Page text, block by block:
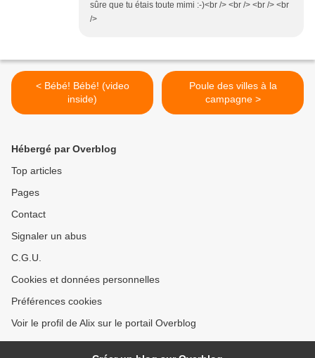
sûre que tu étais toute mimi :-)<br /> <br /> <br /> <br
/>
< Bébé! Bébé! (video
inside)
Poule des villes à la
campagne >
Hébergé par Overblog
Top articles
Pages
Contact
Signaler un abus
C.G.U.
Cookies et données personnelles
Préférences cookies
Voir le profil de Alix sur le portail Overblog